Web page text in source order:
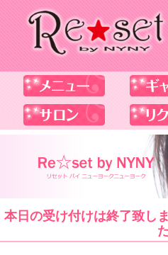
本日の受け付けは終了致し